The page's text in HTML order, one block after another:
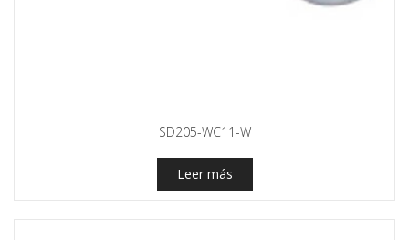
SD205-WC11-W
Leer más